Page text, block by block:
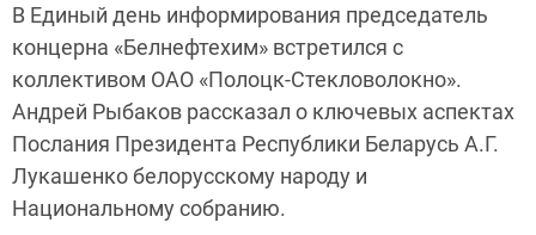
В Единый день информирования председатель
концерна «Белнефтехим» встретился с
коллективом ОАО «Полоцк-Стекловолокно».
Андрей Рыбаков рассказал о ключевых аспектах
Послания Президента Республики Беларусь А.Г.
Лукашенко белорусскому народу и
Национальному собранию.